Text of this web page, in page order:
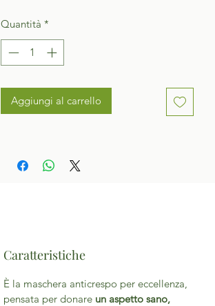
Quantità *
Aggiungi al carrello
Caratteristiche
È la maschera anticrespo per eccellenza,
pensata per donare un aspetto sano,